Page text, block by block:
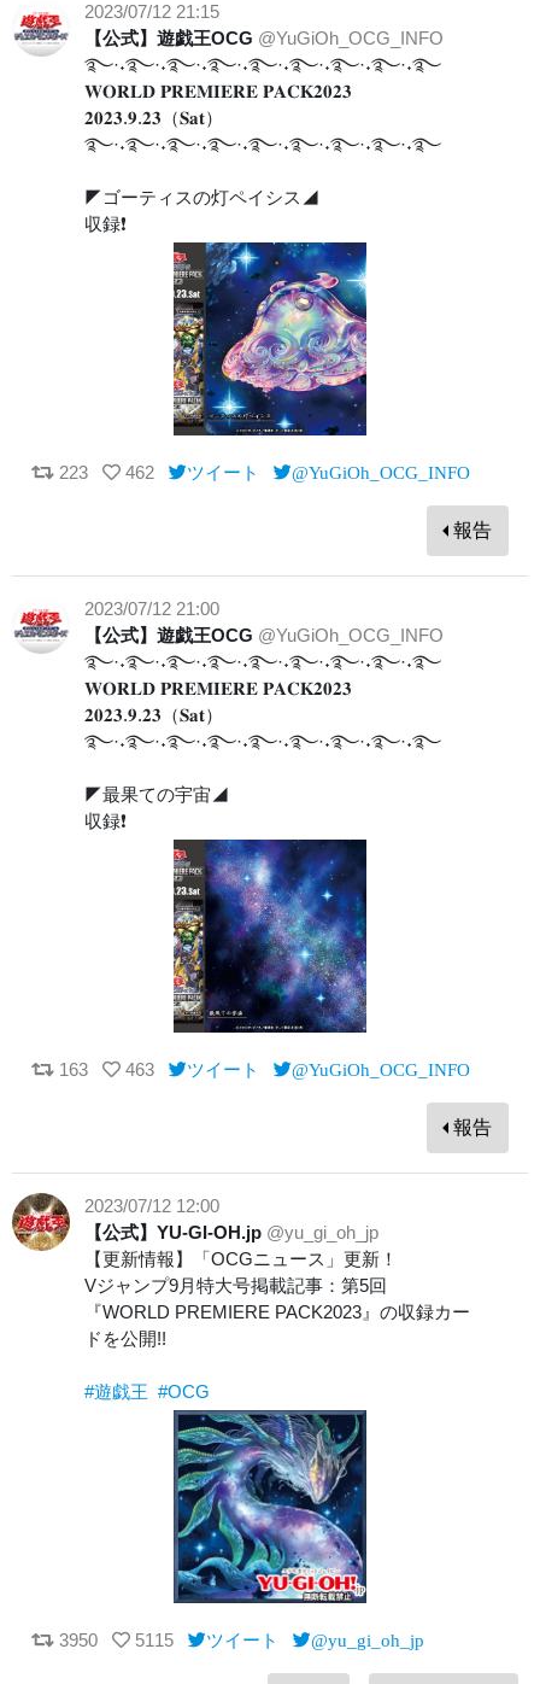
2023/07/12 21:15
【公式】遊戯王OCG @YuGiOh_OCG_INFO
࿐·˖࿐·˖࿐·˖࿐·˖࿐·˖࿐·˖࿐·˖࿐·˖࿐
𝐖𝐎𝐑𝐋𝐃 𝐏𝐑𝐄𝐌𝐈𝐄𝐑𝐄 𝐏𝐀𝐂𝐊𝟐𝟎𝟐𝟑
𝟐𝟎𝟐𝟑.𝟗.𝟐𝟑（𝐒𝐚𝐭）
࿐·˖࿐·˖࿐·˖࿐·˖࿐·˖࿐·˖࿐·˖࿐·˖࿐
◤ゴーティスの灯ペイシス◢
収録❗️
223 462 ツイート @YuGiOh_OCG_INFO
報告
2023/07/12 21:00
【公式】遊戯王OCG @YuGiOh_OCG_INFO
࿐·˖࿐·˖࿐·˖࿐·˖࿐·˖࿐·˖࿐·˖࿐·˖࿐
𝐖𝐎𝐑𝐋𝐃 𝐏𝐑𝐄𝐌𝐈𝐄𝐑𝐄 𝐏𝐀𝐂𝐊𝟐𝟎𝟐𝟑
𝟐𝟎𝟐𝟑.𝟗.𝟐𝟑（𝐒𝐚𝐭）
࿐·˖࿐·˖࿐·˖࿐·˖࿐·˖࿐·˖࿐·˖࿐·˖࿐
◤最果ての宇宙◢
収録❗️
163 463 ツイート @YuGiOh_OCG_INFO
報告
2023/07/12 12:00
【公式】YU-GI-OH.jp @yu_gi_oh_jp
【更新情報】「OCGニュース」更新！
Vジャンプ9月特大号掲載記事：第5回
『WORLD PREMIERE PACK2023』の収録カー
ドを公開!!
#遊戯王 #OCG
3950 5115 ツイート @yu_gi_oh_jp